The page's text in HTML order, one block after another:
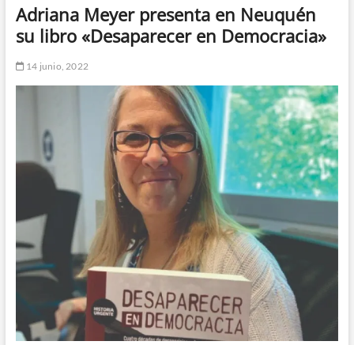
d
e
m
ú
Adriana Meyer presenta en Neuquén
su libro «Desaparecer en Democracia»
14 junio, 2022